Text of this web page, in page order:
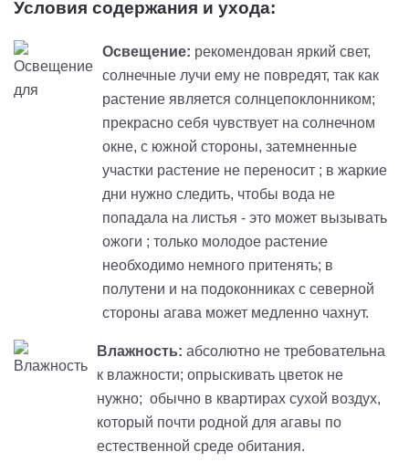
Условия содержания и ухода:
Освещение: рекомендован яркий свет,
солнечные лучи ему не повредят, так как
растение является солнцепоклонником;
прекрасно себя чувствует на солнечном
окне, с южной стороны, затемненные
участки растение не переносит ; в жаркие
дни нужно следить, чтобы вода не
попадала на листья - это может вызывать
ожоги ; только молодое растение
необходимо немного притенять; в
полутени и на подоконниках с северной
стороны агава может медленно чахнут.
Влажность: абсолютно не требовательна
к влажности; опрыскивать цветок не
нужно; обычно в квартирах сухой воздух,
который почти родной для агавы по
естественной среде обитания.